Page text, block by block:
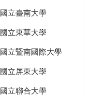
國立臺南大學
國立東華大學
國立暨南國際大學
國立屏東大學
國立聯合大學